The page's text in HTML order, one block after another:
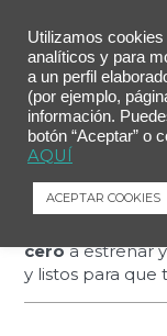
ceroa estrenar
y listos para que
Utilizamos
analíticos y para
a un perfil
(por ejemplo,
información.
botón “Aceptar” o
AQUÍ
ACEPTAR COOKIES